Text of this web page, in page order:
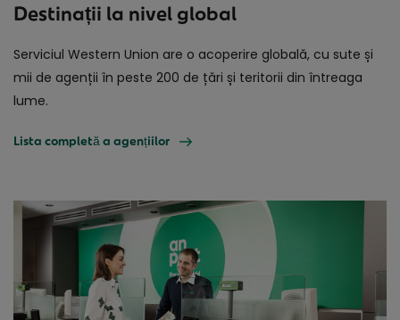
Destinații la nivel global
Serviciul Western Union are o acoperire globală, cu sute și
mii de agenții în peste 200 de țări și teritorii din întreaga
lume.
Lista completă a agențiilor